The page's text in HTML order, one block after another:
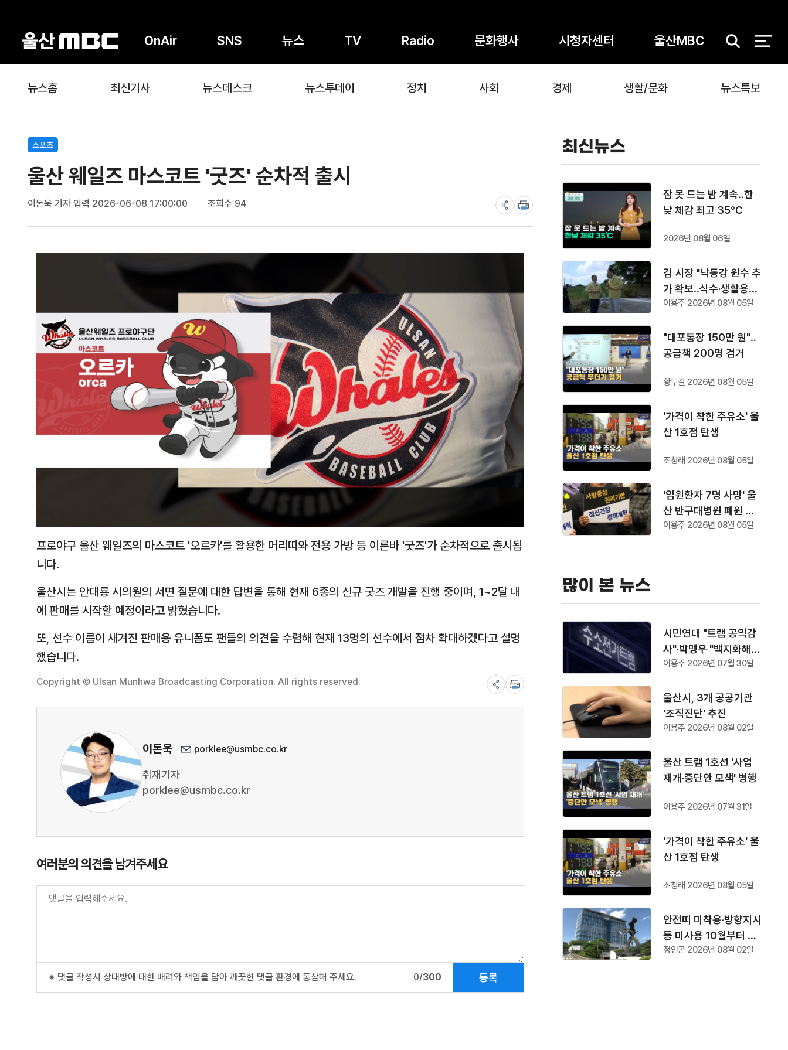
OnAir SNS 뉴스 TV Radio 문화행사 시청자센터 울산MBC
검
뉴스홈 최신기사 뉴스데스크 뉴스투데이 정치 사회 경제 생활/문화 뉴스특보
스포츠
울산 웨일즈 마스코트 '굿즈' 순차적 출시
이돈욱 기자입력 2026-06-08 17:00:00 조회수 94
프로야구 울산 웨일즈의 마스코트 '오르카'를 활용한 머리띠와 전용 가방 등 이른바 '굿즈'가 순차적으로 출시됩
니다.
울산시는 안대룡 시의원의 서면 질문에 대한 답변을 통해 현재 6종의 신규 굿즈 개발을 진행 중이며, 1~2달 내
에 판매를 시작할 예정이라고 밝혔습니다.
또, 선수 이름이 새겨진 판매용 유니폼도 팬들의 의견을 수렴해 현재 13명의 선수에서 점차 확대하겠다고 설명
했습니다.
Copyright © Ulsan Munhwa Broadcasting Corporation. All rights reserved.
이돈욱 porklee@usmbc.co.kr
취재기자
porklee@usmbc.co.kr
여러분의 의견을 남겨주세요
※ 댓글 작성시 상대방에 대한 배려와 책임을 담아 깨끗한 댓글 환경에 동참해 주세요. 0/300 등록
최신뉴스
잠 못 드는 밤 계속‥한
낮 체감 최고 35℃
2026년 08월 06일
김 시장 "낙동강 원수 추
가 확보‥식수·생활용수
공급"
이용주 2026년 08월 05일
"대포통장 150만 원"‥
공급책 200명 검거
황두길 2026년 08월 05일
'가격이 착한 주유소' 울
산 1호점 탄생
조창래 2026년 08월 05일
'입원환자 7명 사망' 울
산 반구대병원 폐원 수
순
이용주 2026년 08월 05일
많이 본 뉴스
시민연대 "트램 공익감
사"·박맹우 "백지화해
야"
이용주 2026년 07월 30일
울산시, 3개 공공기관
'조직진단' 추진
이용주 2026년 08월 02일
울산 트램 1호선 '사업
재개·중단안 모색' 병행
이용주 2026년 07월 31일
'가격이 착한 주유소' 울
산 1호점 탄생
조창래 2026년 08월 05일
안전띠 미착용·방향지시
등 미사용 10월부터 단
속
정인곤 2026년 08월 02일